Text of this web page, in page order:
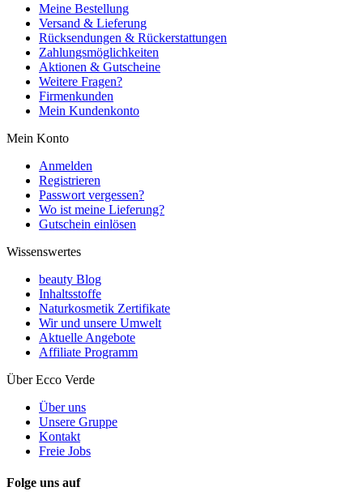
Meine Bestellung
Versand & Lieferung
Rücksendungen & Rückerstattungen
Zahlungsmöglichkeiten
Aktionen & Gutscheine
Weitere Fragen?
Firmenkunden
Mein Kundenkonto
Mein Konto
Anmelden
Registrieren
Passwort vergessen?
Wo ist meine Lieferung?
Gutschein einlösen
Wissenswertes
beauty Blog
Inhaltsstoffe
Naturkosmetik Zertifikate
Wir und unsere Umwelt
Aktuelle Angebote
Affiliate Programm
Über Ecco Verde
Über uns
Unsere Gruppe
Kontakt
Freie Jobs
Folge uns auf